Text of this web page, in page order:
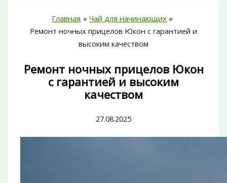
Главная
Чай для начинающих
Ремонт ночных прицелов Юкон с гарантией и
высоким качеством
Ремонт ночных прицелов Юкон
с гарантией и высоким
качеством
27.08.2025